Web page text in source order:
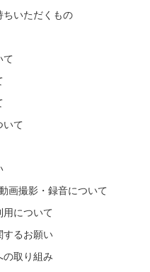
ちいただくもの
て
いて
画撮影・録音について
用について
するお願い
の取り組み